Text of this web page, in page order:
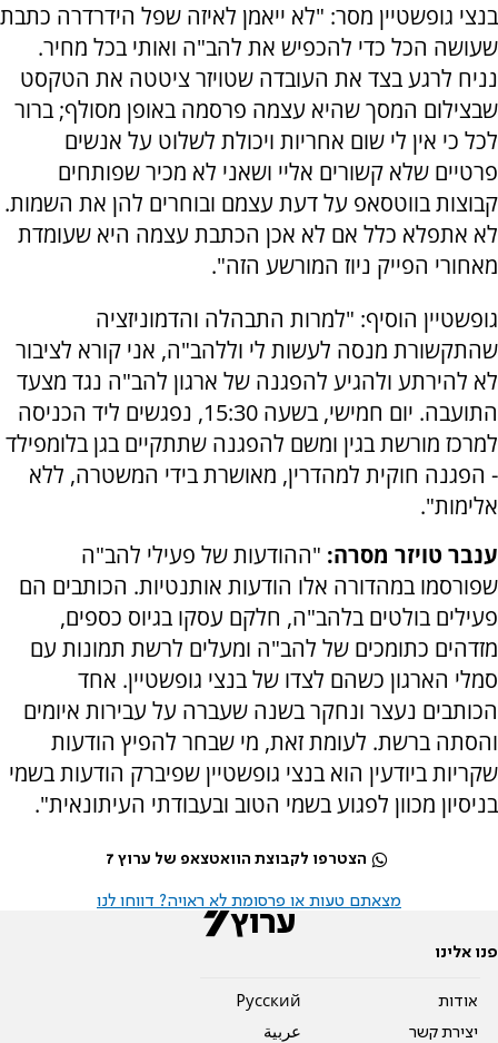
בנצי גופשטיין מסר: "לא ייאמן לאיזה שפל הידרדרה כתבת
שעושה הכל כדי להכפיש את להב"ה ואותי בכל מחיר.
נניח לרגע בצד את העובדה שטויזר ציטטה את הטקסט
שבצילום המסך שהיא עצמה פרסמה באופן מסולף; ברור
לכל כי אין לי שום אחריות ויכולת לשלוט על אנשים
פרטיים שלא קשורים אליי ושאני לא מכיר שפותחים
קבוצות בווטסאפ על דעת עצמם ובוחרים להן את השמות.
לא אתפלא כלל אם לא אכן הכתבת עצמה היא שעומדת
מאחורי הפייק ניוז המורשע הזה".
גופשטיין הוסיף: "למרות התבהלה והדמוניזציה
שהתקשורת מנסה לעשות לי וללהב"ה, אני קורא לציבור
לא להירתע ולהגיע להפגנה של ארגון להב"ה נגד מצעד
התועבה. יום חמישי, בשעה 15:30, נפגשים ליד הכניסה
למרכז מורשת בגין ומשם להפגנה שתתקיים בגן בלומפילד
- הפגנה חוקית למהדרין, מאושרת בידי המשטרה, ללא
אלימות".
ענבר טויזר מסרה: "ההודעות של פעילי להב"ה
שפורסמו במהדורה אלו הודעות אותנטיות. הכותבים הם
פעילים בולטים בלהב"ה, חלקם עסקו בגיוס כספים,
מזדהים כתומכים של להב"ה ומעלים לרשת תמונות עם
סמלי הארגון כשהם לצדו של בנצי גופשטיין. אחד
הכותבים נעצר ונחקר בשנה שעברה על עבירות איומים
והסתה ברשת. לעומת זאת, מי שבחר להפיץ הודעות
שקריות ביודעין הוא בנצי גופשטיין שפיברק הודעות בשמי
בניסיון מכוון לפגוע בשמי הטוב ובעבודתי העיתונאית".
הצטרפו לקבוצת הוואטצאפ של ערוץ 7
מצאתם טעות או פרסומת לא ראויה? דווחו לנו
פנו אלינו
אודות
יצירת קשר
Pусский
عربية